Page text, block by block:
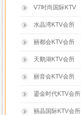
V7时尚国际KTV
水晶湾KTV会所
丽都会KTV会所
天鹅湖KTV会所
丽音会KTV会所
鎏金时代KTV会所
丽晶国际KTV会所